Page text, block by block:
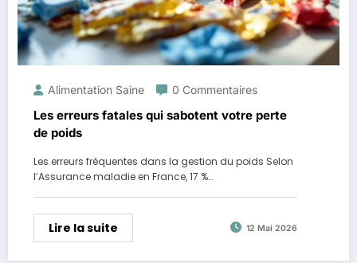
Alimentation Saine 0 Commentaires
Les erreurs fatales qui sabotent votre perte
de poids
Les erreurs fréquentes dans la gestion du poids Selon
l’Assurance maladie en France, 17 %…
Lire la suite 12 Mai 2026